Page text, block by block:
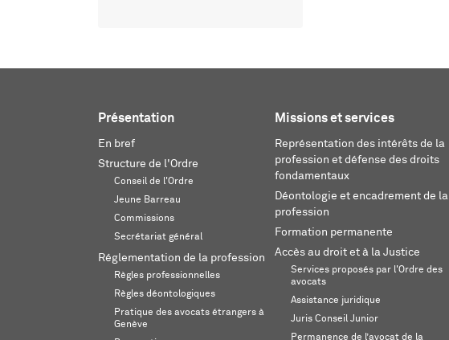
Présentation
En bref
Structure de l'Ordre
Conseil de l'Ordre
Jeune Barreau
Commissions
Secrétariat général
Réglementation de la profession
Règles professionnelles
Règles déontologiques
Pratique des avocats étrangers à
Genève
Missions et services
Représentation des intérêts de la
profession et défense des droits
fondamentaux
Déontologie et encadrement de la
profession
Formation permanente
Accès au droit et à la Justice
Services proposés par l'Ordre des
avocats
Assistance juridique
Juris Conseil Junior
Permanence de l’avocat de la